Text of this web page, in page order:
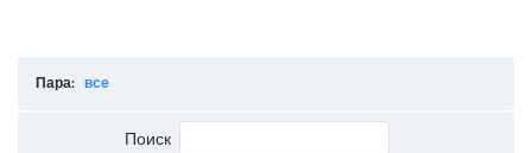
Пара: все
Поиск